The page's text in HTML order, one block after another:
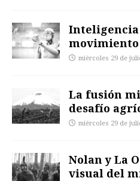
miércoles 29 de
La fusión
desafío
miércoles 29 de
Nolan y La
visual del